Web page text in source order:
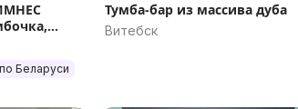
Беларуси
Тумба-бар из массива дуба
Витебск